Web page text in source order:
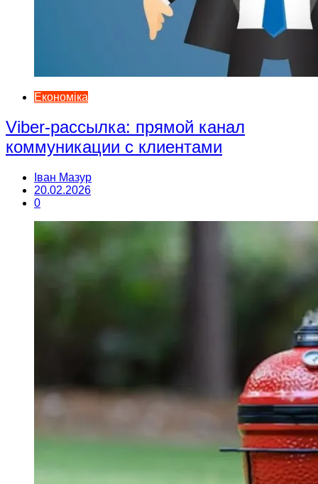
Економіка
Viber-рассылка: прямой канал
коммуникации с клиентами
Іван Мазур
20.02.2026
0